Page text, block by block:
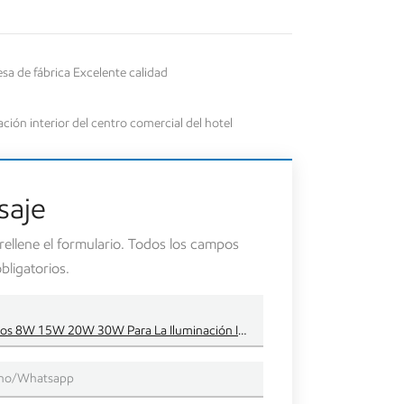
de fábrica Excelente calidad
interior del centro comercial del hotel
el formulario. Todos los campos
La MAZORCA Negra Blanca Del Final Llevó Los Downlights Ahuecados 8W 15W 20W 30W Para La Iluminación Interior